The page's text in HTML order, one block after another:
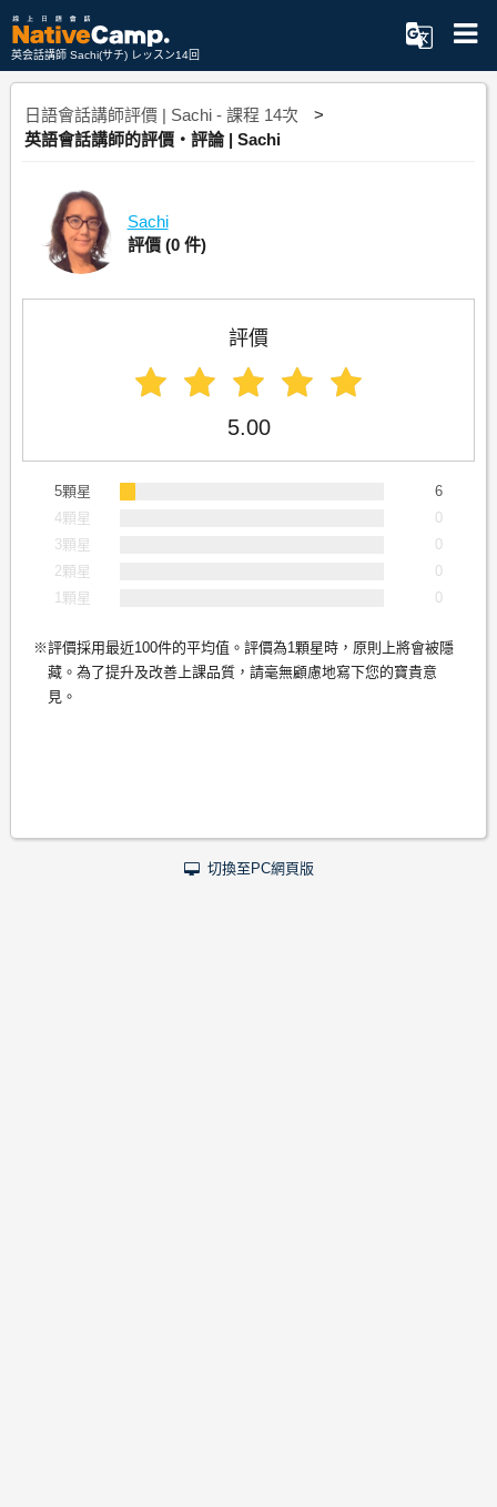
英会話講師 Sachi(サチ) レッスン14回
日語會話講師評價 | Sachi - 課程 14次
英語會話講師的評價・評論 | Sachi
Sachi
評價 (0 件)
評價
5.00
5顆星
6
4顆星
0
3顆星
0
2顆星
0
1顆星
0
評價採用最近100件的平均值。評價為1顆星時，原則上將會被隱
藏。為了提升及改善上課品質，請毫無顧慮地寫下您的寶貴意
見。
切換至PC網頁版